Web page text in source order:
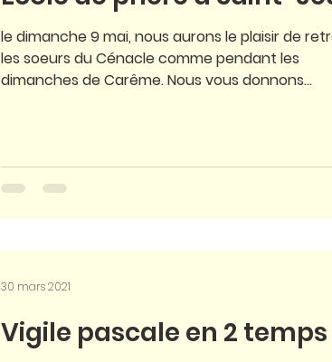
le dimanche 9 mai, nous aurons le plaisir de
les soeurs du Cénacle comme pendant les
dimanches de Carême. Nous vous donnons...
Vigile pascale en 2 temps
30 mars 2021